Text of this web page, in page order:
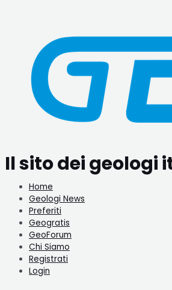
Il sito dei geologi
Home
Geologi News
Preferiti
Geogratis
GeoForum
Chi Siamo
Registrati
Login